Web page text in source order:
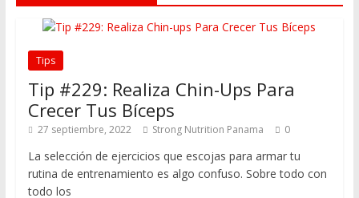
Tips
Tip #229: Realiza Chin-Ups Para
Crecer Tus Bíceps
27 septiembre, 2022 Strong Nutrition Panama 0
La selección de ejercicios que escojas para armar tu
rutina de entrenamiento es algo confuso. Sobre todo con
todo los